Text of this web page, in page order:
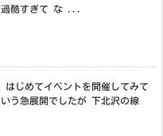
過酷すぎて な ...
はじめてイベントを開催してみて
う急展開でしたが 下北沢の線